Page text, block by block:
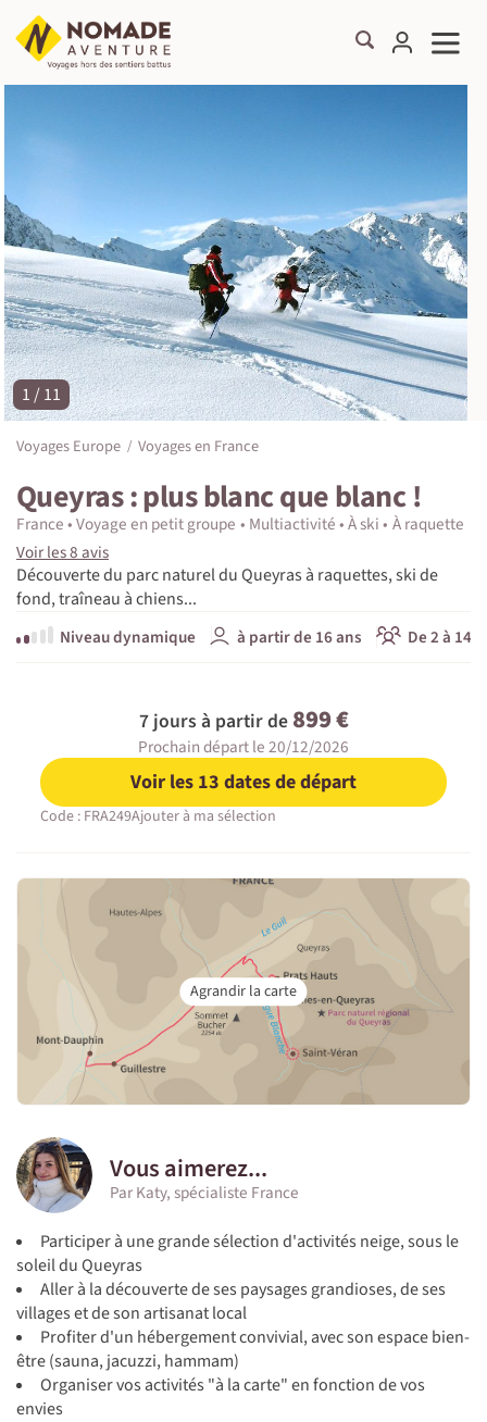
©
1 / 11
Voyages Europe Voyages en France
Queyras : plus blanc que blanc !
France Voyage en petit groupe Multiactivité À ski À raquette
Voir les 8 avis
Découverte du parc naturel du Queyras à raquettes, ski de
fond, traîneau à chiens...
Niveau dynamique
à partir de 16 ans De 2 à 14
7 jours à partir de 899 €
Prochain départ le 20/12/2026
Voir les 13 dates de départ
Code : FRA249Ajouter à ma sélection
Vous aimerez...
Par Katy, spécialiste France
Participer à une grande sélection d'activités neige, sous le
soleil du Queyras
Aller à la découverte de ses paysages grandioses, de ses
villages et de son artisanat local
Profiter d'un hébergement convivial, avec son espace bien-
être (sauna, jacuzzi, hammam)
Organiser vos activités "à la carte" en fonction de vos
envies